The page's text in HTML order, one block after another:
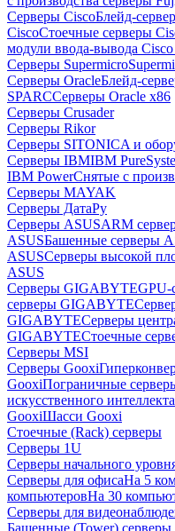
Серверы CiscoБлейд-
CiscoСтоечные серверы
модули ввода-вывода
Серверы Supermicro
Серверы OracleБлейд-
SPARCСерверы Oracle x86
Серверы Crusader
Серверы Rikor
Серверы SITONICA и
Серверы IBMIBM
IBM PowerСнятые с
Серверы MAYAK
Серверы ДатаРу
Серверы ASUSARM
ASUSБашенные серверы
ASUSСерверы высокой
ASUS
Серверы GIGABYTEGPU-
серверы GIGABYTE
GIGABYTEСерверы
GIGABYTEСтоечные
Серверы MSI
Серверы Gooxi
GooxiПограничные
искусственного
GooxiШасси Gooxi
Стоечные (Rack) серверы
Серверы 1U
Серверы начального
Серверы для офисаНа 5
компьютеровНа 30
Серверы для
Башенные (Tower) серверы